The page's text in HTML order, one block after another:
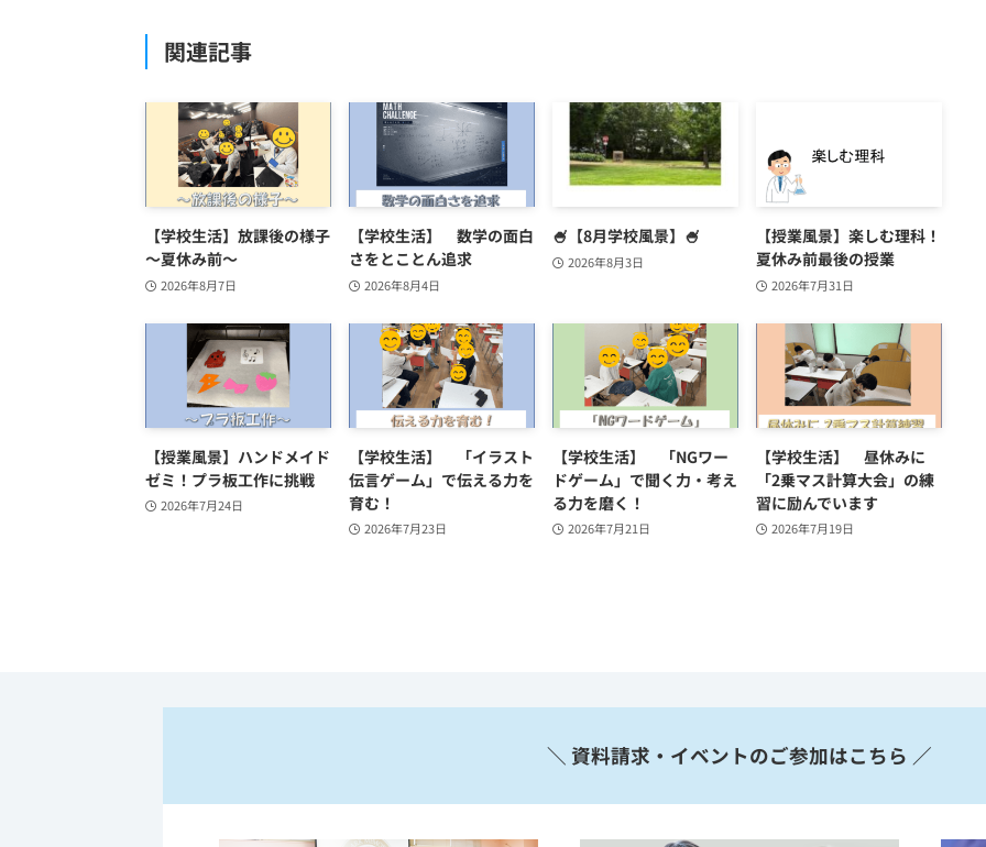
関連記事
【学校生活】放課後の様子
～夏休み前～
2026年8月7日
【学校生活】 数学の面白
さをとことん追求
2026年8月4日
🍧【8月学校風景】🍧
2026年8月3日
【授業風景】楽しむ理科！
夏休み前最後の授業
2026年7月31日
【授業風景】ハンドメイド
ゼミ！プラ板工作に挑戦
2026年7月24日
【学校生活】 「イラスト
伝言ゲーム」で伝える力を
育む！
2026年7月23日
【学校生活】 「NGワー
ドゲーム」で聞く力・考え
る力を磨く！
2026年7月21日
【学校生活】 昼休みに
「2乗マス計算大会」の練
習に励んでいます
2026年7月19日
＼ 資料請求・イベントのご参加はこちら ／